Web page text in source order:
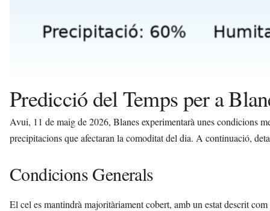
Predicció del Temps per a
Avui, 11 de maig de 2026, Blanes experimentarà unes condicions
precipitacions que afectaran la comoditat del dia. A continuació,
Condicions Generals
El cel es mantindrà majoritàriament cobert, amb un estat descrit com